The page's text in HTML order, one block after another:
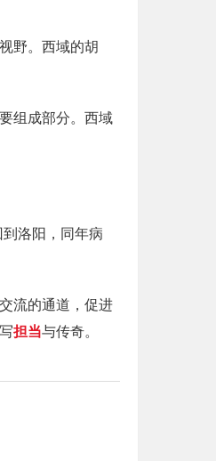
野。西域的胡
组成部分。西域
洛阳，同年病
流的通道，促进
担当与传奇。